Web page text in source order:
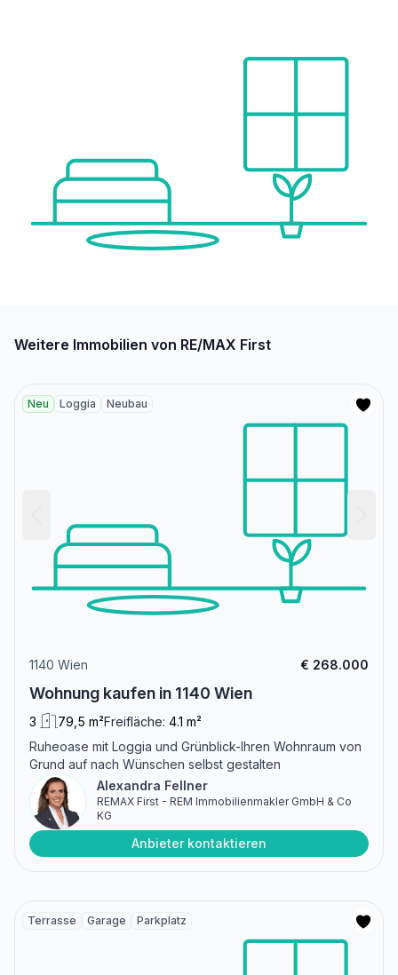
Weitere Immobilien von RE/MAX First
Neu Loggia Neubau
1140 Wien € 268.000
Wohnung kaufen in 1140 Wien
3 79,5 m²Freifläche: 4.1 m²
Ruheoase mit Loggia und Grünblick-Ihren Wohnraum von
Grund auf nach Wünschen selbst gestalten
Alexandra Fellner
REMAX First - REM Immobilienmakler GmbH & Co
KG
Anbieter kontaktieren
Terrasse Garage Parkplatz